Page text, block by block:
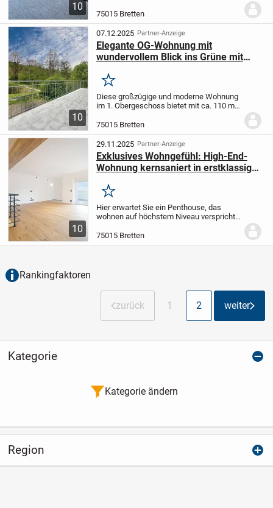
10
Premiumsegment dar. Die ca. 160 m²
große, voll möblierte Wohnung erstreckt
sich über zwei Ebenen und...
75015 Bretten
10
07.12.2025 Partner-Anzeige
Elegante OG-Wohnung mit
wundervollem Blick ins Grüne mit
Bretten! Hybrid-Heizung und
Solaranlage!
Merken
Diese großzügige und moderne Wohnung
im 1. Obergeschoss bietet mit ca. 110 m²
Zuhause für Familien, ältere Paare oder
anspruchsvolle Singles. Der offen...
75015 Bretten
10
29.11.2025 Partner-Anzeige
Exklusives Wohngefühl: High-End-
Wohnung kernsaniert in erstklassiger
Merken
Hier erwartet Sie ein Penthouse, das
wohnen auf höchstem Niveau verspricht.
sich der besondere Charakter dieser
Immobilie: Eine elegante Treppe mit
75015 Bretten
Rankingfaktoren
zurück 1 2 weiter
Kategorie
Kategorie ändern
Region